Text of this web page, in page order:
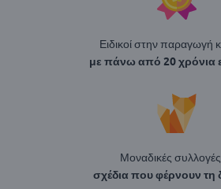
Ειδικοί στην παραγωγή
με πάνω από 20 χρόνια
Μοναδικές
σχέδια που φέρνουν τη